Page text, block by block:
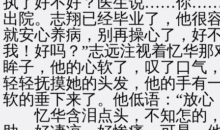
出院。志翔已经毕业了，他很
就安心养病，别再操心了，好
我！好吗？”志远注视着忆华
眸子，他的心软了，叹了口气
轻轻抚摸她的头发，他的手有
软的垂下来了。他低语：“放
忆华含泪点头，不知怎的，